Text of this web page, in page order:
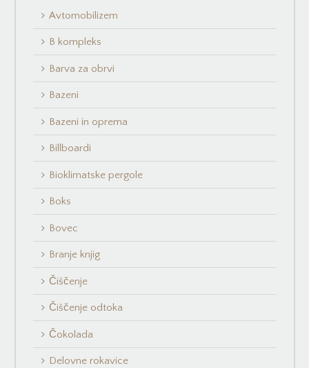
Avtomobilizem
B kompleks
Barva za obrvi
Bazeni
Bazeni in oprema
Billboardi
Bioklimatske pergole
Boks
Bovec
Branje knjig
Čiščenje
Čiščenje odtoka
Čokolada
Delovne rokavice